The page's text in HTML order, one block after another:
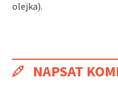
olejka).
NAPSAT